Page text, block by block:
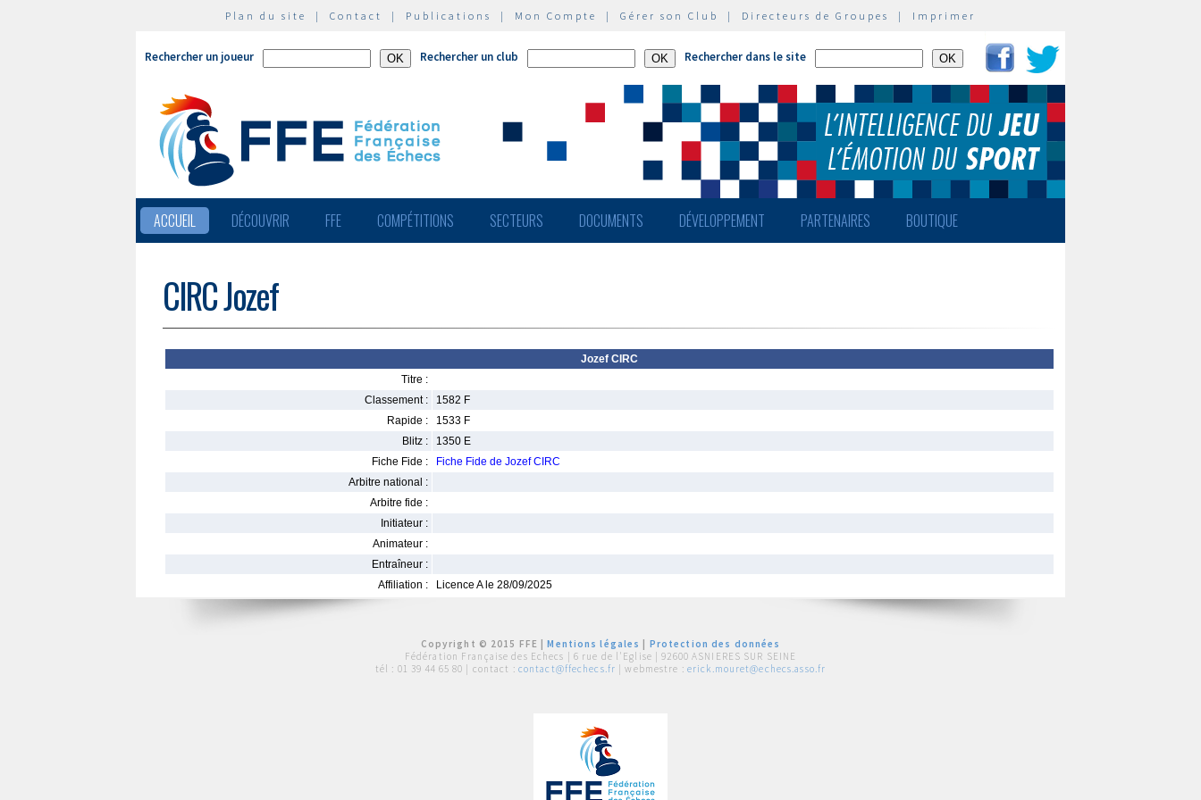
Plan du site | Contact | Publications | Mon Compte | Gérer son Club | Directeurs de Groupes | Imprimer
Rechercher un joueur Rechercher un club Rechercher dans le site
ACCUEIL DÉCOUVRIR FFE COMPÉTITIONS SECTEURS DOCUMENTS DÉVELOPPEMENT PARTENAIRES BOUTIQUE
CIRC Jozef
Jozef CIRC
Titre :
Classement :
1582 F
Rapide :
1533 F
Blitz :
1350 E
Fiche Fide :
Fiche Fide de Jozef CIRC
Arbitre national :
Arbitre fide :
Initiateur :
Animateur :
Entraîneur :
Affiliation :
Licence A le 28/09/2025
Copyright © 2015 FFE |Mentions légales
Protection des données
Fédération Française des Echecs | 6 rue de l'Eglise | 92600 ASNIERES SUR SEINE
tél : 01 39 44 65 80 | contact : contact@ffechecs.fr | webmestre : erick.mouret@echecs.asso.fr